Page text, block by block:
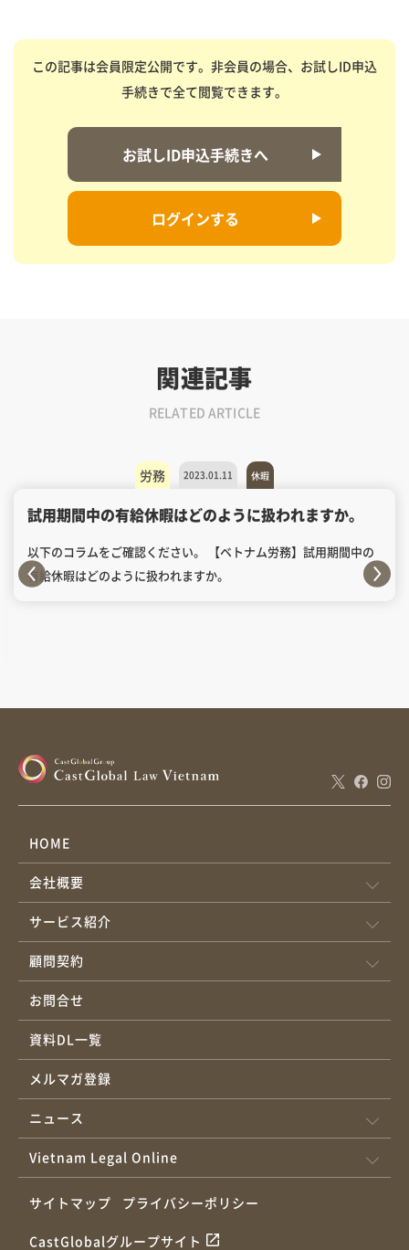
この記事は会員限定公開です。非会員の場合、お試しID申込
手続きで全て閲覧できます。
お試しID申込手続きへ
ログインする
関連記事
RELATED ARTICLE
労務 2023.01.11 休暇
試用期間中の有給休暇はどのように扱われますか。
以下のコラムをご確認ください。 【ベトナム労務】試用期間中の
有給休暇はどのように扱われますか。
HOME
会社概要
サービス紹介
顧問契約
お問合せ
資料DL一覧
メルマガ登録
ニュース
Vietnam Legal Online
サイトマップ プライバシーポリシー
CastGlobalグループサイト